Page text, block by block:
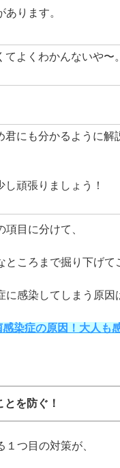
ります。
てよくわかんないや〜
君にも分かるように解
し頑張りましょう！
目に分けて、
ところまで掘り下げて
に感染してしまう原因
感染症の原因！大人も
を防ぐ！
つ目の対策が、